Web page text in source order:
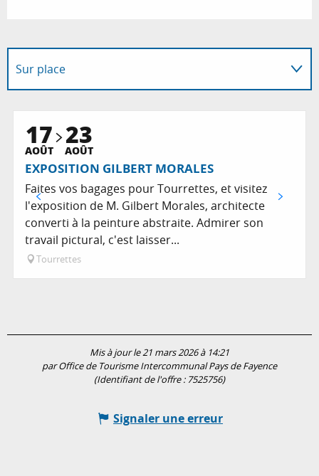
Sur place
Programme l'animation...
17
AOÛT 23
AOÛT
EXPOSITION GILBERT MORALES
Faites vos bagages pour Tourrettes, et visitez
l'exposition de M. Gilbert Morales, architecte
converti à la peinture abstraite. Admirer son
travail pictural, c'est laisser...
Tourrettes
Mis à jour le 21 mars 2026 à 14:21
par Office de Tourisme Intercommunal Pays de Fayence
(Identifiant de l'offre : 7525756)
Signaler une erreur